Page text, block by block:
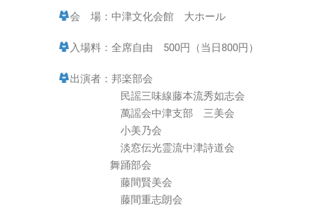
会 場：中津文化会館 大ホール
入場料：全席自由 500円（当日800円）
出演者：邦楽部会
民謡三味線藤本流秀如志会
萬謡会中津支部 三美会
小美乃会
淡窓伝光霊流中津詩道会
舞踊部会
藤間賢美会
藤間重志朗会